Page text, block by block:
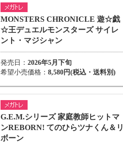
MONSTERS CHRONICLE 遊☆戯
☆王デュエルモンスターズ サイレ
ント・マジシャン
発売日： 2026年5月下旬
希望小売価格： 8,580円(税込・送料別)
G.E.M.シリーズ 家庭教師ヒットマ
ンREBORN! てのひらツナくん＆リ
ボーン